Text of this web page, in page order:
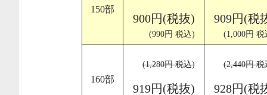
150部
900円(税抜)
(990円 税込)
909円(税
(1,000円 税
160部
(1,280円 税込)
919円(税抜)
(2,440円 税
928円(税